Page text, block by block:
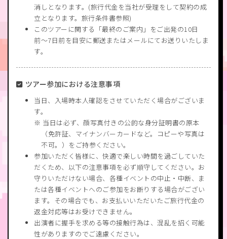
消しとなります。(旅行代金を当社が受理をして契約の成
立となります。旅行条件書参照)
このツアーに関する「最終のご案内」をご出発の10日
前〜7日前を目安に郵送またはメールにてお送りいたしま
す。
ツアー参加における注意事項
当日、入場時本人確認をさせていただく場合がございま
す。
当日は必ず、顔写真付きの公的な身分証明書の原本
（免許証、マイナンバーカードなど。コピーや写真は
不可。）をご持参ください。
参加いただく皆様に、快適で楽しい時間を過ごしていた
だくため、以下の注意事項を必ず順守してください。お
守りいただけない場合、各種イベントの中止・中断、ま
たは各種イベントへのご参加をお断りする場合がござい
ます。その場合でも、お支払いいただいたご旅行代金の
返金対応等はお受けできません。
出演者に握手を求める等の接触行為は、混乱を招く可能
性がありますのでご遠慮ください。